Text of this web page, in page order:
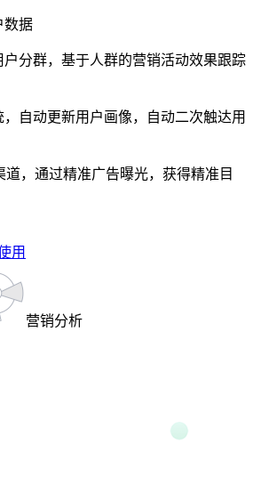
数据
户分群，基于人群的营销活动效果跟踪
自动更新用户画像，自动二次触达用
道，通过精准广告曝光，获得精准目
用
营销分析